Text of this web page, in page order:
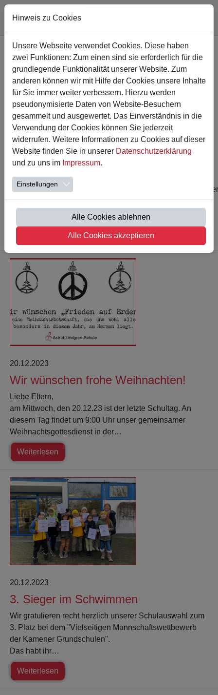
18.01.2024
Am Sonntag, 17.03.2024, findet von 11 - 14 Uhr die 3.
Elternmesse in der Stadthalle Kamen statt.
Hier dreht sich alles um die Familie! …
20.12.2023
Wir wünschen frohe Weihnachten!
Liebe Eltern,
am Mittwoch, den 20.12.23 ist der letzte Schultag. An
diesem Tag findet um 9:00 Uhr unser gemeinsamer
Weihnachtsgottesdienst in der…
Weiterlesen
20.12.2023
3. Sieger im Schwimmen
Wir gratulieren recht herzlich unserer Schulauswahl zum
3. Platz bei dem "Vielseitigen Mannschaftswettbewerb
der Kamener Grundschulen".
Das habt ihr…
Weiterlesen
Hinweis zu Cookies
Unsere Webseite verwendet Cookies. Diese haben
zwei Funktionen: Zum einen sind sie erforderlich für die
grundlegende Funktionalität unserer Website. Zum
anderen können wir mit Hilfe der Cookies unsere Inhalte
für Sie immer weiter verbessern. Hierzu werden
pseudonymisierte Daten von Website-Besuchern
gesammelt und ausgewertet. Das Einverständnis in die
Verwendung der Cookies können Sie jederzeit
widerrufen. Weitere Informationen zu Cookies auf dieser
Website finden Sie in unserer Datenschutzerklärung
und zu uns im Impressum.
Einstellungen
Alle Cookies ablehnen
Alle Cookies akzeptieren